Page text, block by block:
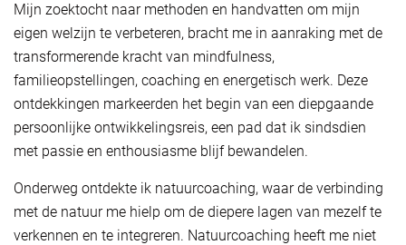
Mijn zoektocht naar methoden en handvatten om mijn
eigen welzijn te verbeteren, bracht me in aanraking met de
transformerende kracht van mindfulness,
familieopstellingen, coaching en energetisch werk. Deze
ontdekkingen markeerden het begin van een diepgaande
persoonlijke ontwikkelingsreis, een pad dat ik sindsdien
met passie en enthousiasme blijf bewandelen.
Onderweg ontdekte ik natuurcoaching, waar de verbinding
met de natuur me hielp om de diepere lagen van mezelf te
verkennen en te integreren. Natuurcoaching heeft me niet